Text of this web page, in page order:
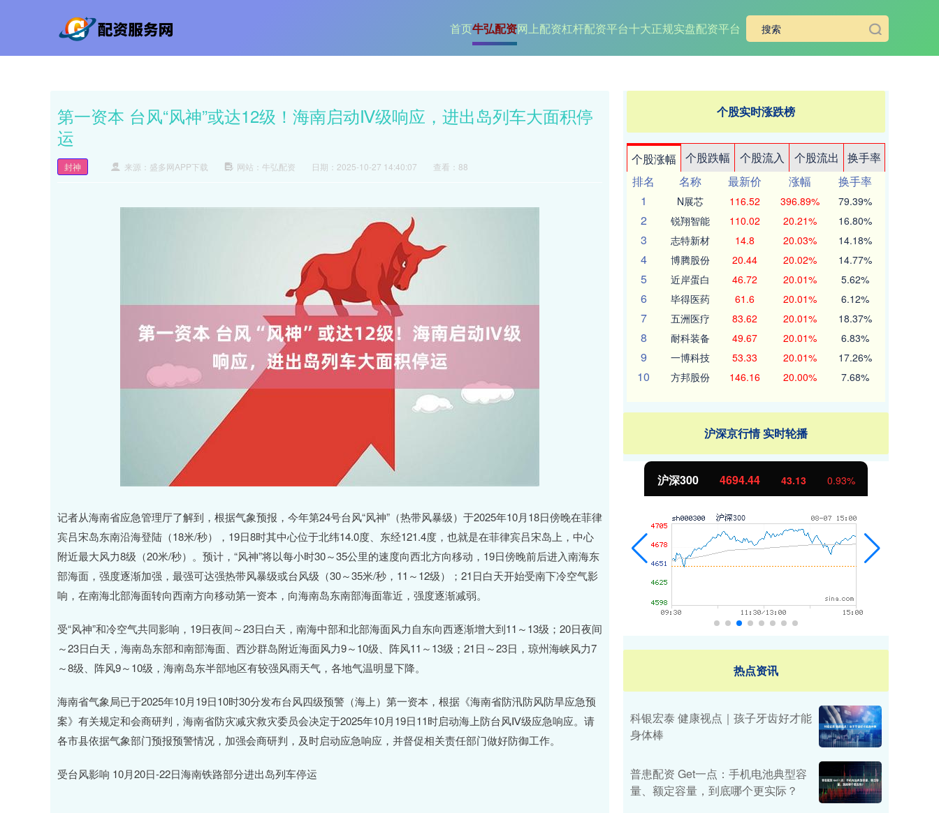
首页牛弘配资网上配资杠杆配资平台十大正规实盘配资平台
第一资本 台风“风神”或达12级！海南启动Ⅳ级响应，进出岛列车大面积停
运
封神 来源：盛多网APP下载 网站：牛弘配资 日期：2025-10-27 14:40:07 查看：88
记者从海南省应急管理厅了解到，根据气象预报，今年第24号台风“风神”（热带风暴级）于2025年10月18日傍晚在菲律
宾吕宋岛东南沿海登陆（18米/秒），19日8时其中心位于北纬14.0度、东经121.4度，也就是在菲律宾吕宋岛上，中心
附近最大风力8级（20米/秒）。预计，“风神”将以每小时30～35公里的速度向西北方向移动，19日傍晚前后进入南海东
部海面，强度逐渐加强，最强可达强热带风暴级或台风级（30～35米/秒，11～12级）；21日白天开始受南下冷空气影
响，在南海北部海面转向西南方向移动第一资本，向海南岛东南部海面靠近，强度逐渐减弱。
受“风神”和冷空气共同影响，19日夜间～23日白天，南海中部和北部海面风力自东向西逐渐增大到11～13级；20日夜间
～23日白天，海南岛东部和南部海面、西沙群岛附近海面风力9～10级、阵风11～13级；21日～23日，琼州海峡风力7
～8级、阵风9～10级，海南岛东半部地区有较强风雨天气，各地气温明显下降。
海南省气象局已于2025年10月19日10时30分发布台风四级预警（海上）第一资本，根据《海南省防汛防风防旱应急预
案》有关规定和会商研判，海南省防灾减灾救灾委员会决定于2025年10月19日11时启动海上防台风Ⅳ级应急响应。请
各市县依据气象部门预报预警情况，加强会商研判，及时启动应急响应，并督促相关责任部门做好防御工作。
受台风影响 10月20日-22日海南铁路部分进出岛列车停运
个股实时涨跌榜
个股涨幅 个股跌幅 个股流入 个股流出
换手率
排名
名称 最新价 涨幅
换手率
1
N展芯 116.52 396.89% 79.39%
2 锐翔智能 110.02 20.21% 16.80%
3 志特新材 14.8 20.03% 14.18%
4 博腾股份 20.44 20.02% 14.77%
5 近岸蛋白 46.72 20.01% 5.62%
6 毕得医药 61.6 20.01% 6.12%
7 五洲医疗 83.62 20.01% 18.37%
8 耐科装备 49.67 20.01% 6.83%
9 一博科技 53.33 20.01% 17.26%
10 方邦股份 146.16 20.00% 7.68%
沪深京行情 实时轮播
14311.01 北证50 1134.24 11.37 1.01%
热点资讯
科银宏泰 健康视点｜孩子牙齿好才能
身体棒
普患配资 Get一点：手机电池典型容
量、额定容量，到底哪个更实际？